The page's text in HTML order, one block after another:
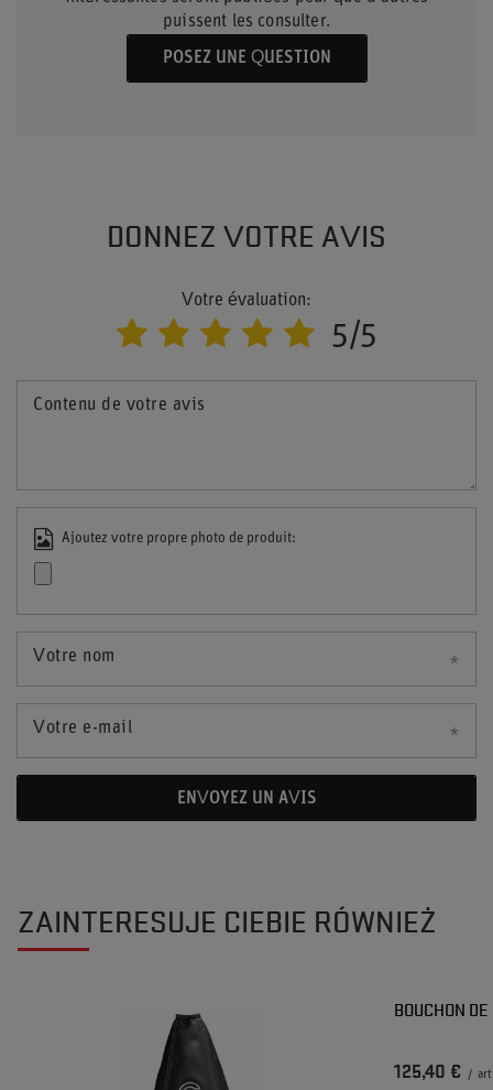
puissent les consulter.
POSEZ UNE QUESTION
DONNEZ VOTRE AVIS
Votre évaluation:
5/5
Contenu de votre avis
Ajoutez votre propre photo de produit:
Votre nom
Votre e-mail
ENVOYEZ UN AVIS
ZAINTERESUJE CIEBIE RÓWNIEŻ
BOUCHON
125,40 € /